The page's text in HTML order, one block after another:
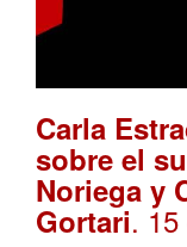
Carla
sobre el
Noriega y
Gortari.